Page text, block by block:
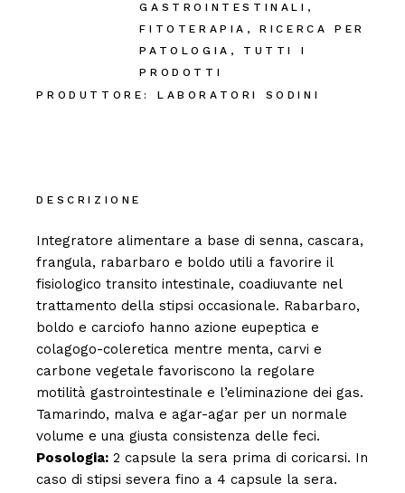
GASTROINTESTINALI ,
FITOTERAPIA ,RICERCA PER
PATOLOGIA , TUTTI I
PRODOTTI
PRODUTTORE:
LABORATORI SODINI
DESCRIZIONE
Integratore alimentare a base di senna, cascara,
frangula, rabarbaro e boldo utili a favorire il
fisiologico transito intestinale, coadiuvante nel
trattamento della stipsi occasionale. Rabarbaro,
boldo e carciofo hanno azione eupeptica e
colagogo-coleretica mentre menta, carvi e
carbone vegetale favoriscono la regolare
motilità gastrointestinale e l’eliminazione dei gas.
Tamarindo, malva e agar-agar per un normale
volume e una giusta consistenza delle feci.
Posologia: 2 capsule la sera prima di coricarsi. In
caso di stipsi severa fino a 4 capsule la sera.